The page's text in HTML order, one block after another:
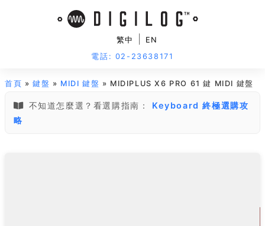
繁中
EN
電話: 02-23638171
首頁 »鍵盤 » MIDI 鍵盤 » MIDIPLUS X6 PRO 61 鍵 MIDI 鍵盤
不知道怎麼選？看選購指南：
Keyboard 終極選購攻
略